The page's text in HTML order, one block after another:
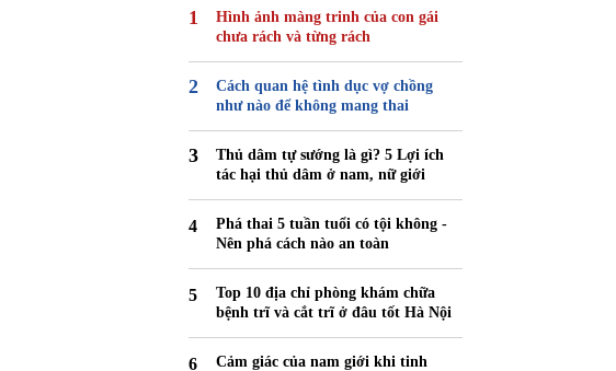
Hình ảnh màng trinh của con gái
chưa rách và từng rách
Cách quan hệ tình dục vợ chồng
như nào để không mang thai
Thủ dâm tự sướng là gì? 5 Lợi ích
tác hại thủ dâm ở nam, nữ giới
Phá thai 5 tuần tuổi có tội không -
Nên phá cách nào an toàn
Top 10 địa chỉ phòng khám chữa
bệnh trĩ và cắt trĩ ở đâu tốt Hà Nội
Cảm giác của nam giới khi tinh